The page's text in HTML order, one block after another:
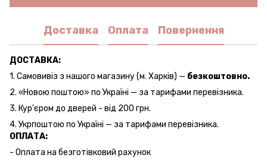
Доставка Оплата Повернення
ДОСТАВКА:
1. Самовивіз з нашого магазину (м. Харків) — безкоштовно.
2. «Новою поштою» по Україні — за тарифами перевізника.
3. Кур'єром до дверей - від 200 грн.
4. Укрпоштою по Україні — за тарифами перевізника.
ОПЛАТА:
- Оплата на безготівковий рахунок